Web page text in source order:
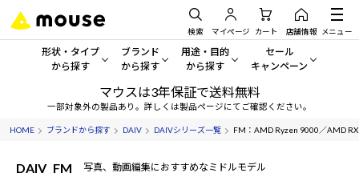
検索 マイページ カート 店舗情報 メニュー
形状・タイプ
から探す
形状・タイプから探す をすべてみる
デスクトップPC
ノートPC
ブランド
から探す
mouse
G TUNE
NEXTGEAR
用途・目的
から探す
一般向けパソコン
ゲーミングPC・ゲーム向けパソコン
クリエイティブ向け
セール
キャンペーン
セール・キャンペー
期間限定セール
マウスは3年保証で送料無料
一部対象外の製品あり。詳しくは製品ページにてご確認ください。
HOME ブランドから探す DAIV DAIVシリーズ一覧 FM：AMD Ryzen 9000／AMD
DAIV FM 写真、動画編集におすすめなミドルモデル